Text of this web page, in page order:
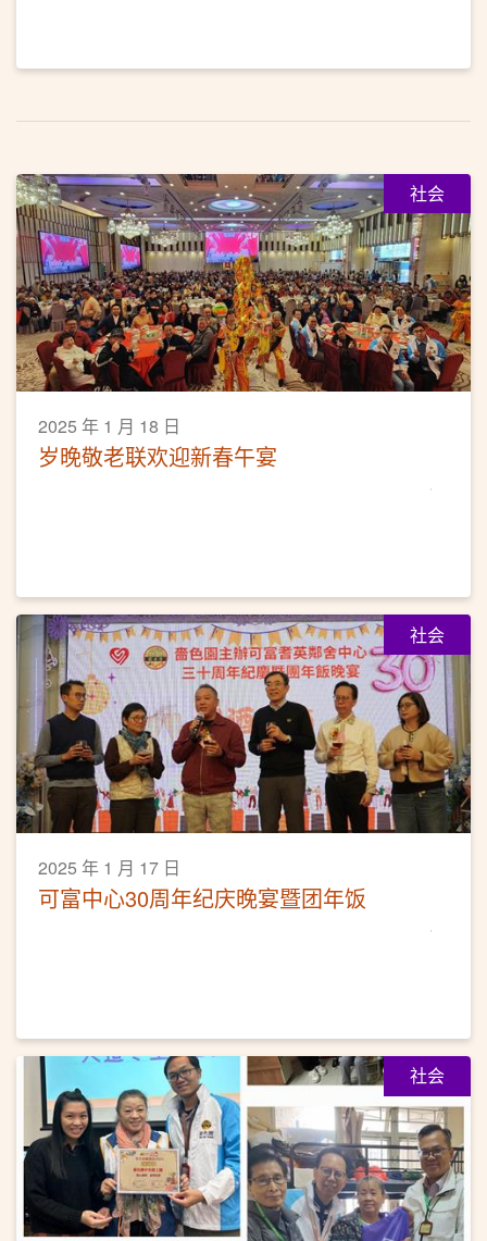
社会
2025 年 1 月 18 日
岁晚敬老联欢迎新春午宴
社会
2025 年 1 月 17 日
可富中心30周年纪庆晚宴暨团年饭
社会